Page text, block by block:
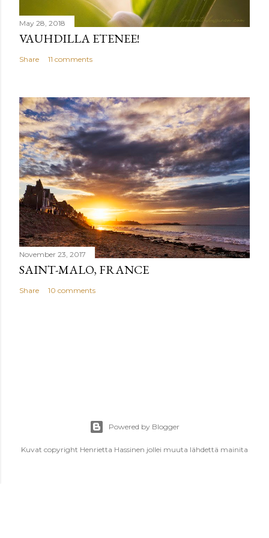
May 28, 2018
VAUHDILLA ETENEE!
Share 11 comments
November 23, 2017
SAINT-MALO, FRANCE
Share 10 comments
Powered by Blogger
Kuvat copyright Henrietta Hassinen jollei muuta lähdettä mainita